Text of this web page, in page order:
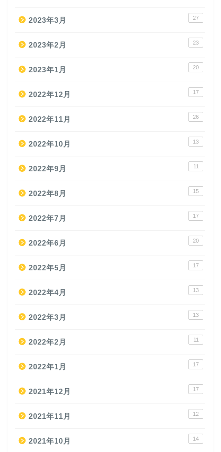
2023年3月 27
2023年2月 23
2023年1月 20
2022年12月 17
2022年11月 26
2022年10月 13
2022年9月 11
2022年8月 15
2022年7月 17
2022年6月 20
2022年5月 17
2022年4月 13
2022年3月 13
2022年2月 11
2022年1月 17
2021年12月 17
2021年11月 12
2021年10月 14